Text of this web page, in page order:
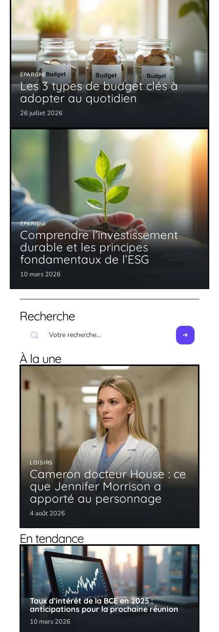
ÉPARGNE
Les 3 types de budget clés à
adopter au quotidien
26 juillet 2026
ÉPARGNE
Comprendre l’investissement
durable et les principes
fondamentaux de l’ESG
10 mars 2026
Recherche
À la une
LOISIRS
Cameron docteur House : ce
que Jennifer Morrison a
apporté au personnage
4 août 2026
En tendance
Taux d’intérêt de la BCE en 2025 :
anticipations pour la prochaine réunion
10 mars 2026